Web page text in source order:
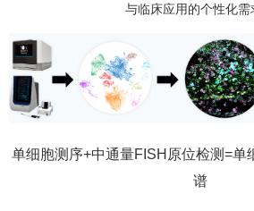
与临床应用的个性化需
单细胞测序+中通量FISH原位检测=单
谱